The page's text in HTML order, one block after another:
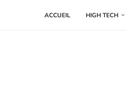
ACCUEIL HIGH TECH